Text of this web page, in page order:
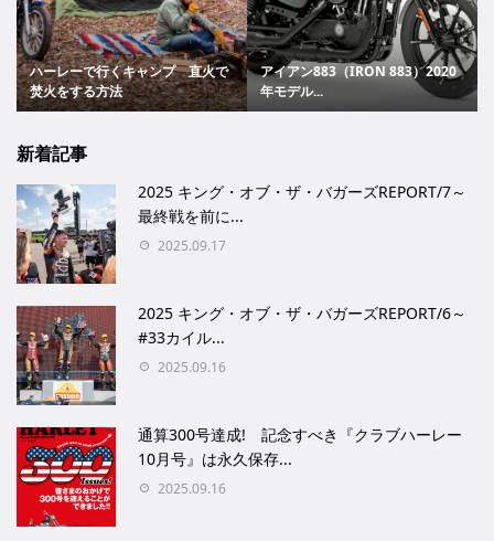
ハーレーで行くキャンプ 直火で
焚火をする方法
アイアン883（IRON 883）2020
年モデル...
新着記事
2025 キング・オブ・ザ・バガーズREPORT/7～
最終戦を前に...
2025.09.17
2025 キング・オブ・ザ・バガーズREPORT/6～
#33カイル...
2025.09.16
通算300号達成! 記念すべき『クラブハーレー
10月号』は永久保存...
2025.09.16